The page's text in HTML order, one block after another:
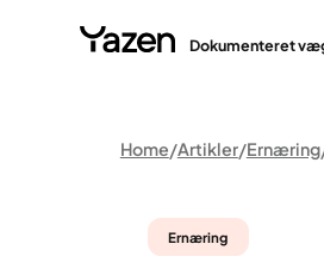
Dokumenteret
Home Artikler Ernæring
Ernæring